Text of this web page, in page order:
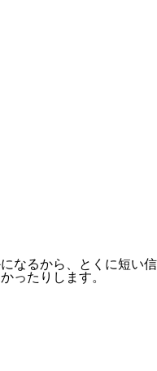
なるから、とくに短い信
ったりします。